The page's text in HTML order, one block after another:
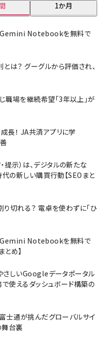
1か月
Gemini Notebookを無料で
は？ グーグルから評価され、
職場を継続希望「3年以上」が
長！ JA共済アプリに学
提示）は、デジタルの新たな
代の新しい購買行動【SEOまと
り切れる？ 電卓を使わずに「ひ
Gemini Notebookを無料で
め】
さしいGoogleデータポータル
使えるダッシュボード構築の
士通が挑んだグローバルサイ
舞台裏